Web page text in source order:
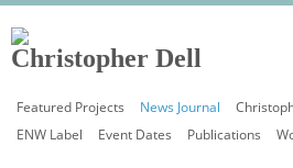
Featured Projects News Journal
ENW Label
Event Dates Publications